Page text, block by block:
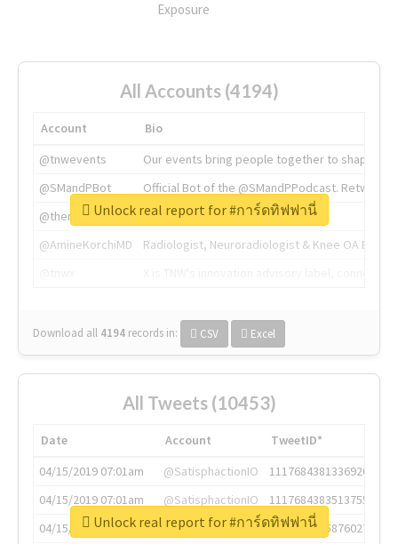
Exposure
All Accounts (4194)
Account
Bio
@tnwevents
Our events bring people together to shape the
@SMandPBot
Official Bot of the @SMandPPodcast.
@thenextweb
The heart of tech.
@AmineKorchiMD
Radiologist, Neuroradiologist & Knee OA
Download all 4194 records in: CSV Excel
Unlock real report for #การ์ดทิฟฟานี่
All Tweets (10453)
Date Account
TweetID*
04/15/2019 07:01am
@SatisphactionIO
1117684381336920064
04/15/2019 07:01am
@SatisphactionIO
1117684383513755649
04/15/2019 07:03am
@annaercilla
1117684805876027392
Unlock real report for #การ์ดทิฟฟานี่